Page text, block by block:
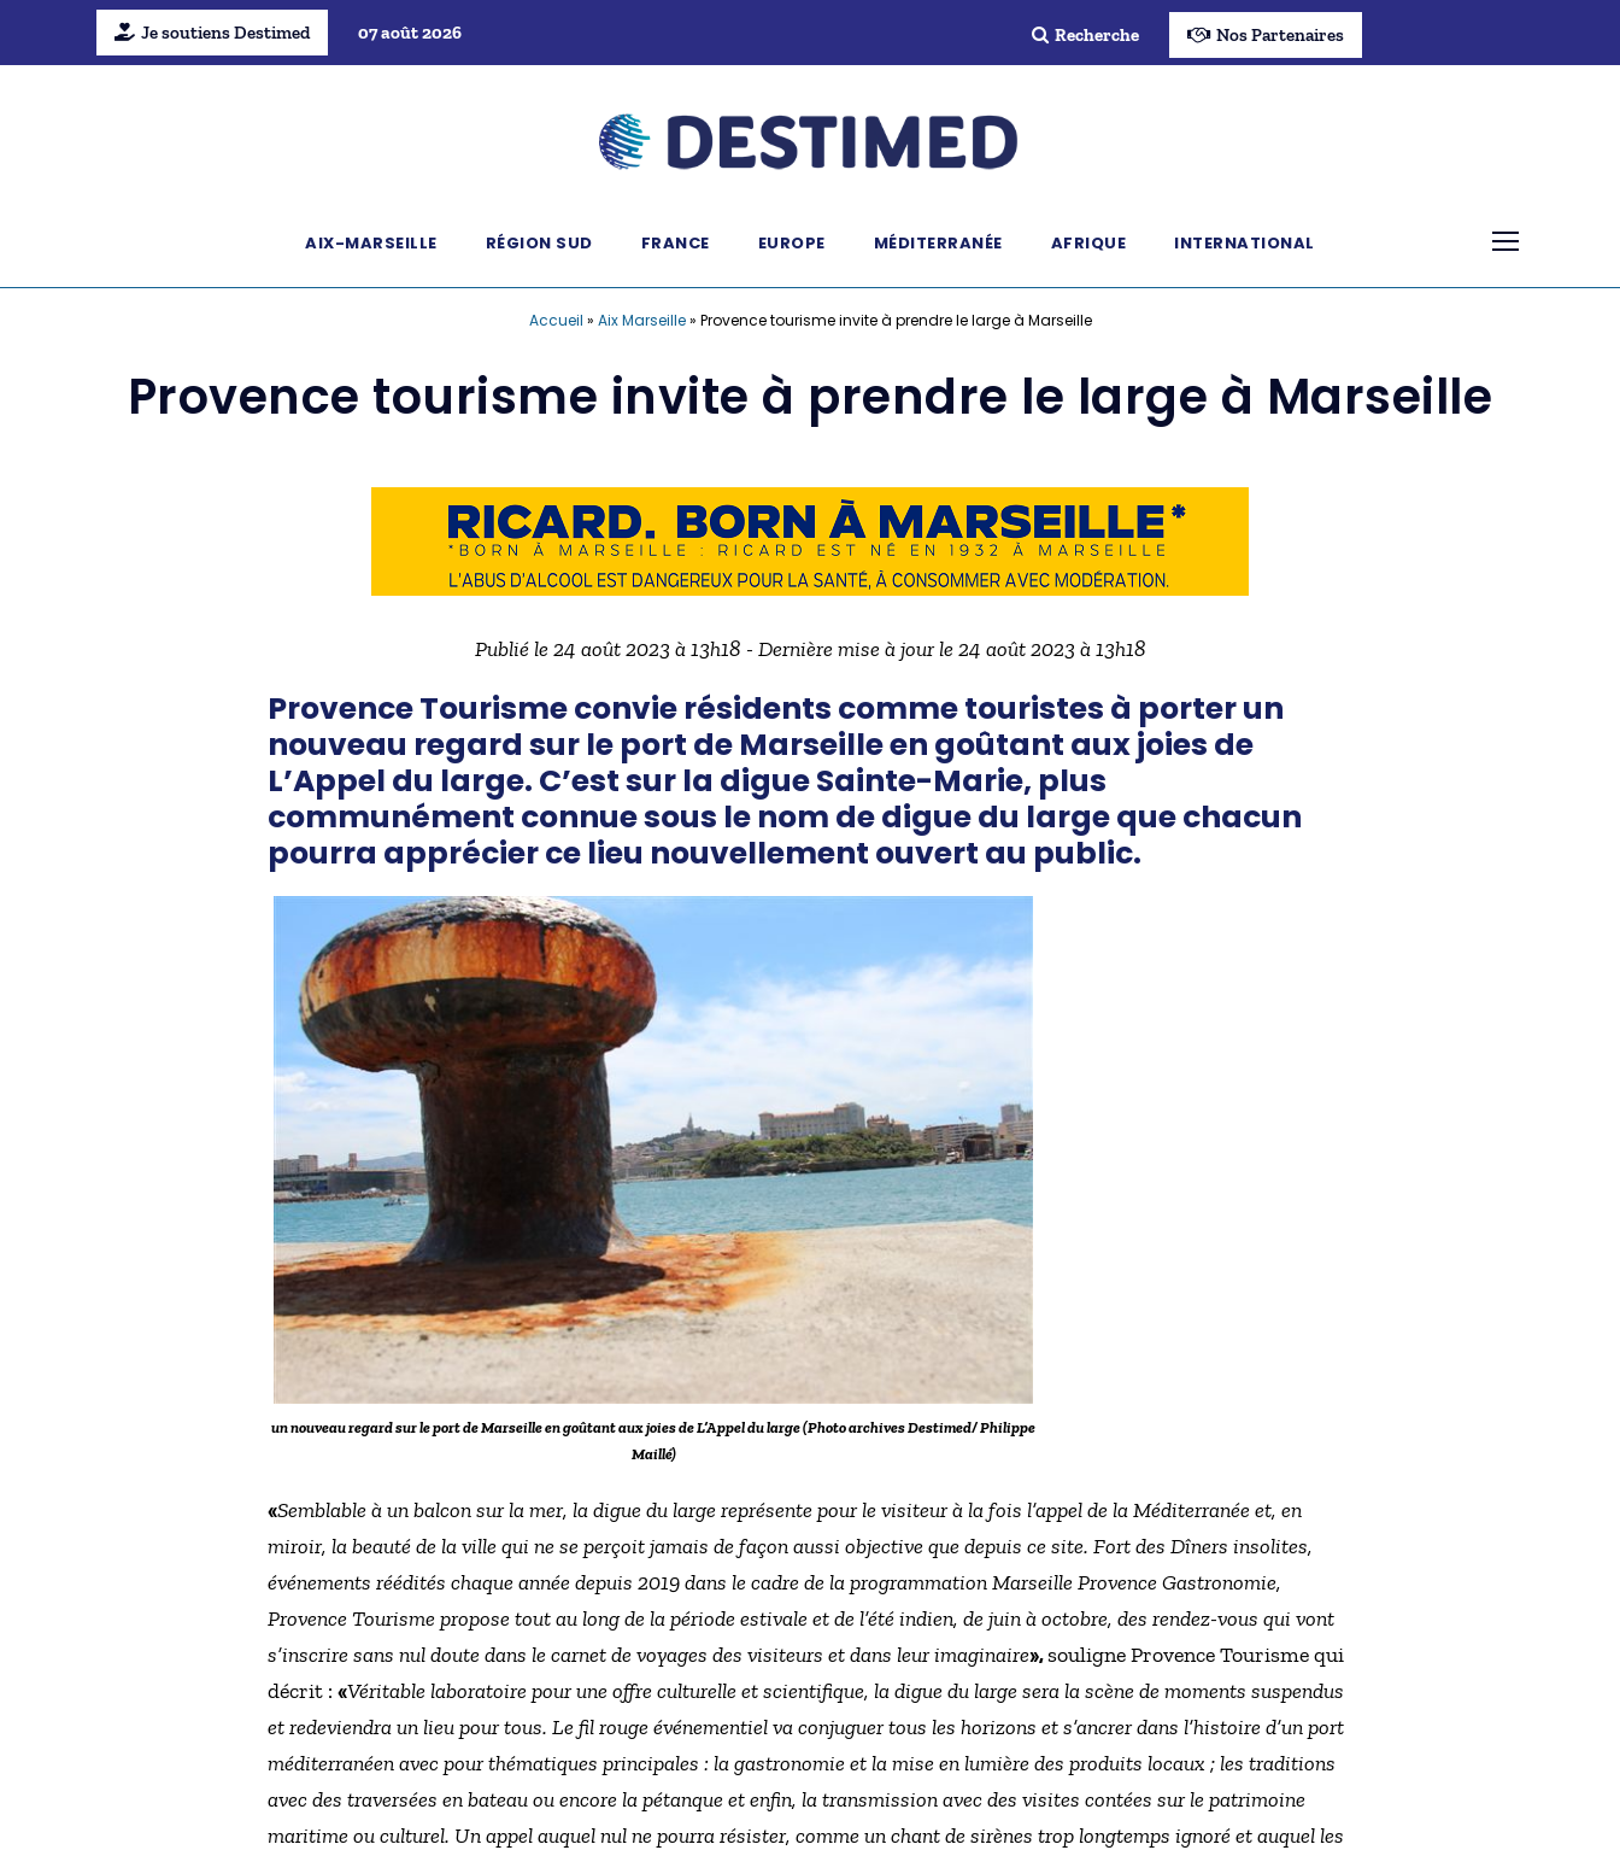
Je soutiens Destimed 07 août 2026 Recherche Nos Partenaires
AIX-MARSEILLE RÉGION SUD FRANCE EUROPE MÉDITERRANÉE AFRIQUE INTERNATIONAL
Accueil » Aix Marseille» Provence tourisme invite à prendre le large à Marseille
Provence tourisme invite à prendre le large à Marseille
Publié le 24 août 2023 à 13h18 - Dernière mise à jour le 24 août 2023 à 13h18
Provence Tourisme convie résidents comme touristes à porter un
nouveau regard sur le port de Marseille en goûtant aux joies de
L’Appel du large. C’est sur la digue Sainte-Marie, plus
communément connue sous le nom de digue du large que chacun
pourra apprécier ce lieu nouvellement ouvert au public.
un nouveau regard sur le port de Marseille en goûtant aux joies de L’Appel du large (Photo archives Destimed/ Philippe
Maillé)
«Semblable à un balcon sur la mer, la digue du large représente pour le visiteur à la fois l’appel de la Méditerranée et, en
miroir, la beauté de la ville qui ne se perçoit jamais de façon aussi objective que depuis ce site. Fort des Dîners insolites,
événements réédités chaque année depuis 2019 dans le cadre de la programmation Marseille Provence Gastronomie,
Provence Tourisme propose tout au long de la période estivale et de l’été indien, de juin à octobre, des rendez-vous qui vont
s’inscrire sans nul doute dans le carnet de voyages des visiteurs et dans leur imaginaire»,souligne Provence Tourisme qui
décrit : «Véritable laboratoire pour une offre culturelle et scientifique, la digue du large sera la scène de moments suspendus
et redeviendra un lieu pour tous. Le fil rouge événementiel va conjuguer tous les horizons et s’ancrer dans l’histoire d’un port
méditerranéen avec pour thématiques principales : la gastronomie et la mise en lumière des produits locaux ; les traditions
avec des traversées en bateau ou encore la pétanque et enfin, la transmission avec des visites contées sur le patrimoine
maritime ou culturel. Un appel auquel nul ne pourra résister, comme un chant de sirènes trop longtemps ignoré et auquel les